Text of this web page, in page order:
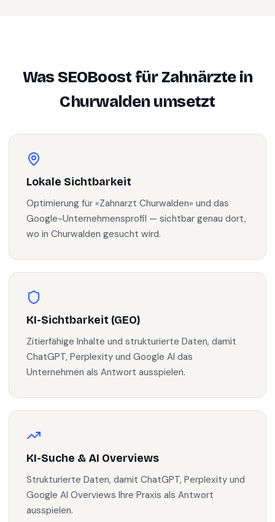
Was SEOBoost fürZahnärztein
Churwaldenumsetzt
Lokale Sichtbarkeit
Optimierung für «Zahnarzt Churwalden» und das
Google-Unternehmensprofil — sichtbar genau dort,
wo in Churwalden gesucht wird.
KI-Sichtbarkeit (GEO)
Zitierfähige Inhalte und strukturierte Daten, damit
ChatGPT, Perplexity und Google AI das
Unternehmen als Antwort ausspielen.
KI-Suche & AI Overviews
Strukturierte Daten, damit ChatGPT, Perplexity und
Google AI Overviews Ihre Praxis als Antwort
ausspielen.